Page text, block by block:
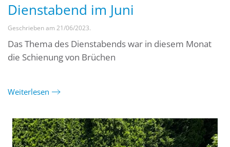
Dienstabend im Juni
Geschrieben am 21/06/2023.
Das Thema des Dienstabends war in diesem Monat
die Schienung von Brüchen
Weiterlesen